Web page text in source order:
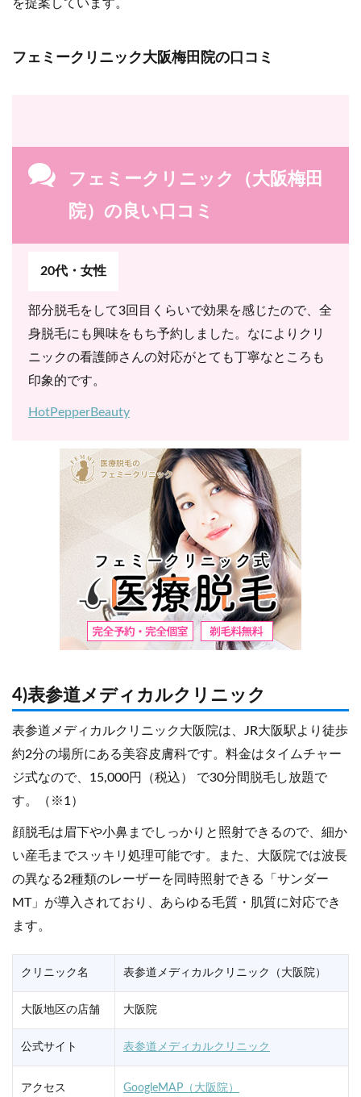
を提案しています。
フェミークリニック大阪梅田院の口コミ
フェミークリニック（大阪梅田
院）の良い口コミ
20代・女性
部分脱毛をして3回目くらいで効果を感じたので、全
身脱毛にも興味をもち予約しました。なによりクリ
ニックの看護師さんの対応がとても丁寧なところも
印象的です。
HotPepperBeauty
4)表参道メディカルクリニック
表参道メディカルクリニック大阪院は、JR大阪駅より徒歩
約2分の場所にある美容皮膚科です。料金はタイムチャー
ジ式なので、15,000円（税込） で30分間脱毛し放題で
す。（※1）
顔脱毛は眉下や小鼻までしっかりと照射できるので、細か
い産毛までスッキリ処理可能です。また、大阪院では波長
の異なる2種類のレーザーを同時照射できる「サンダー
MT」が導入されており、あらゆる毛質・肌質に対応でき
ます。
クリニック名 表参道メディカルクリニック（大阪院）
大阪地区の店舗 大阪院
公式サイト 表参道メディカルクリニック
アクセス GoogleMAP（大阪院）